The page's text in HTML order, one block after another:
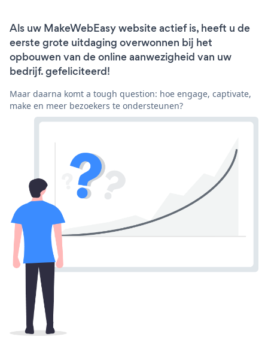
Als uw MakeWebEasy website actief is, heeft u de
eerste grote uitdaging overwonnen bij het
opbouwen van de online aanwezigheid van uw
bedrijf. gefeliciteerd!
Maar daarna komt a tough question: hoe engage, captivate,
make en meer bezoekers te ondersteunen?